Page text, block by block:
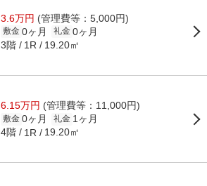
3.6万円 (管理費等：5,000円)
敷金 0ヶ月 礼金 0ヶ月
3階 1R 19.20㎡
6.15万円 (管理費等：11,000円)
敷金 0ヶ月 礼金 1ヶ月
4階 1R 19.20㎡